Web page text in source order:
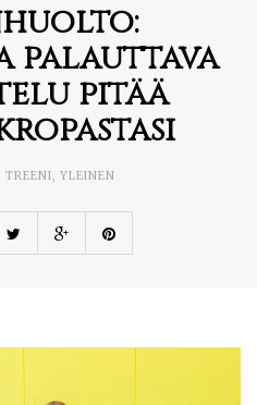
palauttava
pitää
TREENI, YLEINEN